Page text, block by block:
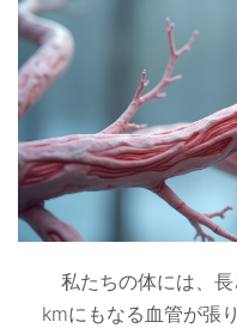
私たちの体には、
kmにもなる血管が張